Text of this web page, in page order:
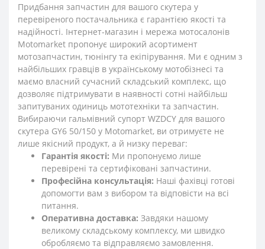
Придбання запчастин для вашого скутера у
перевіреного постачальника є гарантією якості та
надійності. Інтернет-магазин і мережа мотосалонів
Motomarket пропонує широкий асортимент
мотозапчастин, тюнінгу та екіпірування. Ми є одним з
найбільших гравців в українському мотобізнесі та
маємо власний сучасний складський комплекс, що
дозволяє підтримувати в наявності сотні найбільш
запитуваних одиниць мототехніки та запчастин.
Вибираючи гальмівний супорт WZDCY для вашого
скутера GY6 50/150 у Motomarket, ви отримуєте не
лише якісний продукт, а й низку переваг:
Гарантія якості: Ми пропонуємо лише
перевірені та сертифіковані запчастини.
Професійна консультація: Наші фахівці готові
допомогти вам з вибором та відповісти на всі
питання.
Оперативна доставка: Завдяки нашому
великому складському комплексу, ми швидко
обробляємо та відправляємо замовлення.